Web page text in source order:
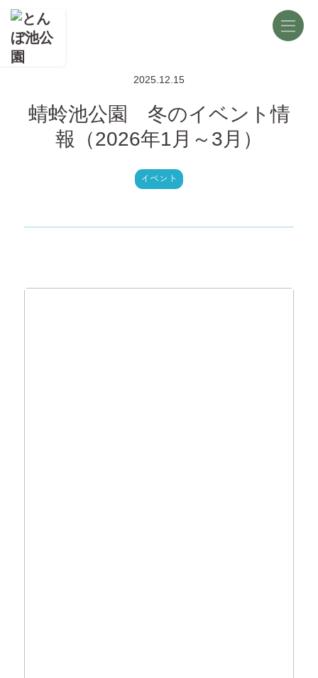
2025.12.15
蜻蛉池公園 冬のイベント情
報（2026年1月～3月）
イベント